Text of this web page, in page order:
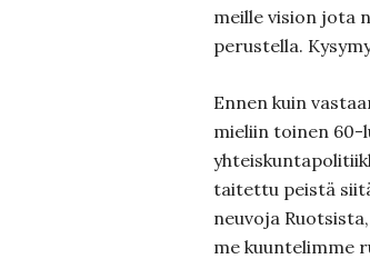
meille vision jota
perustella.
Ennen kuin
mieliin toinen 60-
taitettu peistä
neuvoja
me kuuntelimme